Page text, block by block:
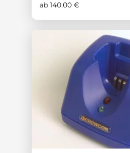
ab 140,00 €